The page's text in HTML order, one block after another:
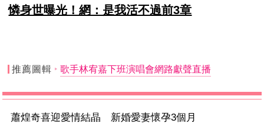
憐身世曝光！網：是我活不過前3章
推薦圖輯 歌手林宥嘉下班演唱會網路獻聲直播
蕭煌奇喜迎愛情結晶 新婚愛妻懷孕3個月